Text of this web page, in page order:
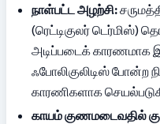
நாள்பட்ட அழற்சி:
(ரெட்டிகுலர் டெர்மிஸ்)
அடிப்படைக் காரணமாக
ஃபோலிகுலிடிஸ்
காரணிகளாக
காயம் குணமடைவதில்